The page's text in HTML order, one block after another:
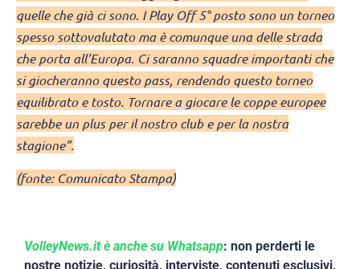
quelle che già ci sono. I Play Off 5° posto sono un torneo
spesso sottovalutato ma è comunque una delle strada
che porta all’Europa. Ci saranno squadre importanti che
si giocheranno questo pass, rendendo questo torneo
equilibrato e tosto. Tornare a giocare le coppe europee
sarebbe un plus per il nostro club e per la nostra
stagione”.
(fonte: Comunicato Stampa)
VolleyNews.it è anche su Whatsapp: non perderti le
nostre notizie, curiosità, interviste, contenuti esclusivi,